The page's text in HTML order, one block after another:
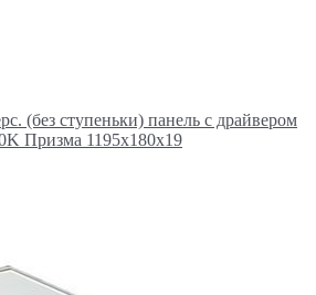
(без ступеньки) панель с драйвером
Призма 1195x180x19